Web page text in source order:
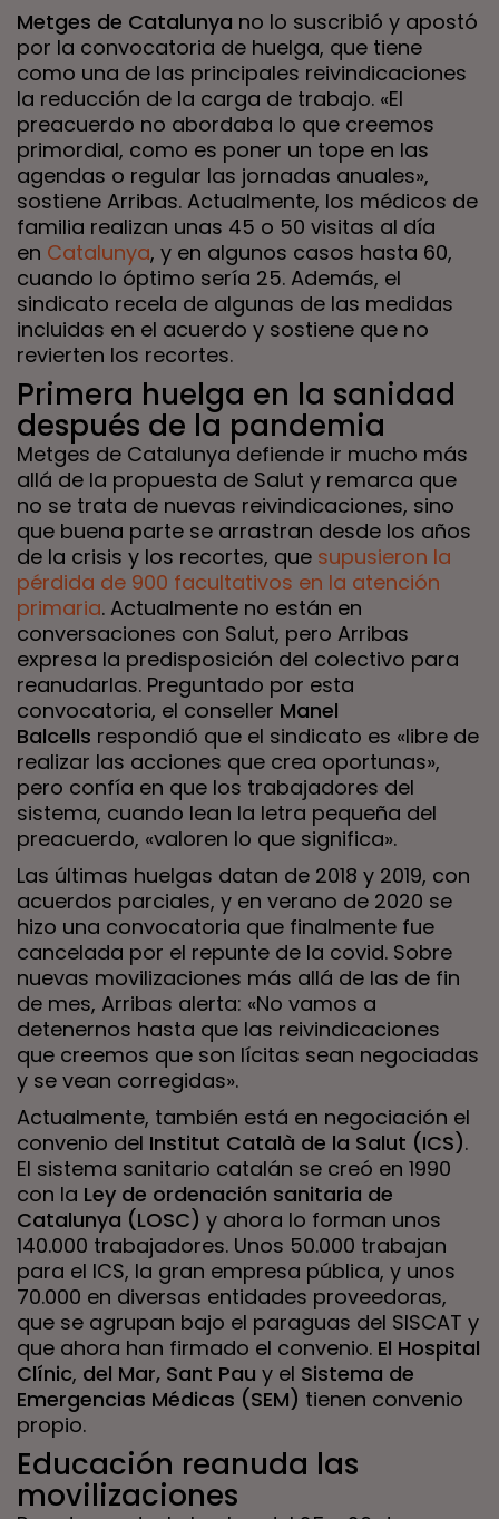
Metges de Catalunya no lo suscribió y apostó
por la convocatoria de huelga, que tiene
como una de las principales reivindicaciones
la reducción de la carga de trabajo. «El
preacuerdo no abordaba lo que creemos
primordial, como es poner un tope en las
agendas o regular las jornadas anuales»,
sostiene Arribas. Actualmente, los médicos de
familia realizan unas 45 o 50 visitas al día
en Catalunya, y en algunos casos hasta 60,
cuando lo óptimo sería 25. Además, el
sindicato recela de algunas de las medidas
incluidas en el acuerdo y sostiene que no
revierten los recortes.
Primera huelga en la sanidad
después de la pandemia
Metges de Catalunya defiende ir mucho más
allá de la propuesta de Salut y remarca que
no se trata de nuevas reivindicaciones, sino
que buena parte se arrastran desde los años
de la crisis y los recortes, que supusieron la
pérdida de 900 facultativos en la atención
primaria. Actualmente no están en
conversaciones con Salut, pero Arribas
expresa la predisposición del colectivo para
reanudarlas. Preguntado por esta
convocatoria, el conseller Manel
Balcells respondió que el sindicato es «libre de
realizar las acciones que crea oportunas»,
pero confía en que los trabajadores del
sistema, cuando lean la letra pequeña del
preacuerdo, «valoren lo que significa».
Las últimas huelgas datan de 2018 y 2019, con
acuerdos parciales, y en verano de 2020 se
hizo una convocatoria que finalmente fue
cancelada por el repunte de la covid. Sobre
nuevas movilizaciones más allá de las de fin
de mes, Arribas alerta: «No vamos a
detenernos hasta que las reivindicaciones
que creemos que son lícitas sean negociadas
y se vean corregidas».
Actualmente, también está en negociación el
convenio del Institut Català de la Salut (ICS).
El sistema sanitario catalán se creó en 1990
con la Ley de ordenación sanitaria de
Catalunya (LOSC) y ahora lo forman unos
140.000 trabajadores. Unos 50.000 trabajan
para el ICS, la gran empresa pública, y unos
70.000 en diversas entidades proveedoras,
que se agrupan bajo el paraguas del SISCAT y
que ahora han firmado el convenio. El Hospital
Clínic, del Mar, Sant Pau y el Sistema de
Emergencias Médicas (SEM) tienen convenio
propio.
Educación reanuda las
movilizaciones